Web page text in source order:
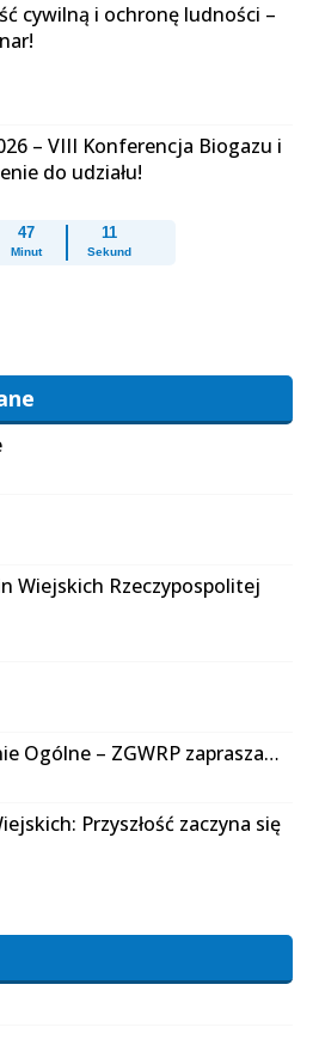
cywilną i ochronę ludności –
– VIII Konferencja Biogazu i
do udziału!
47
Minut
11
Sekund
Wiejskich Rzeczypospolitej
Ogólne – ZGWRP zaprasza…
Przyszłość zaczyna się